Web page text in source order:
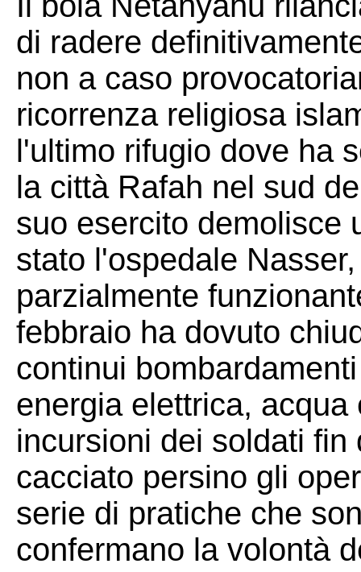
di radere
non a caso
ricorrenza religiosa
l'ultimo rifugio dove ha
la città Rafah nel sud
suo esercito demolisce
stato l'ospedale
parzialmente
febbraio ha dovuto
continui
energia elettrica,
incursioni dei soldati
cacciato persino gli
serie di pratiche che
confermano la volontà